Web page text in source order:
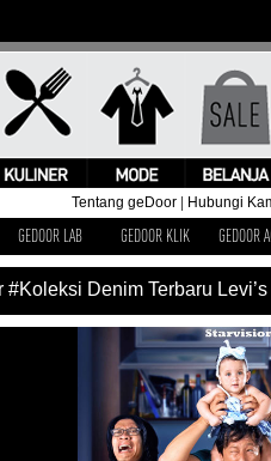
Tentang geDoor Hubungi
GEDOOR LAB GEDOOR KLIK GEDOOR
Denim Terbaru Levi’s